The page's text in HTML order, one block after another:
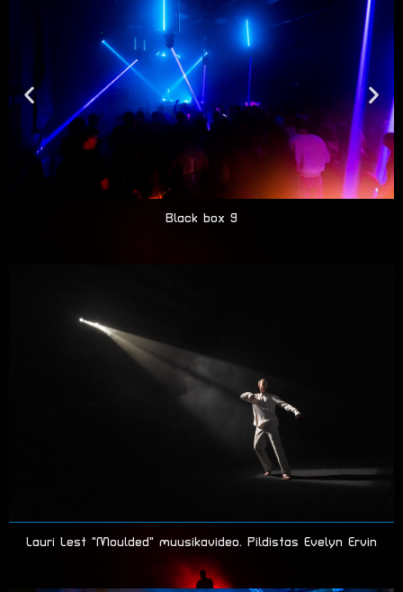
Black box 9
Lauri Lest "Moulded" muusikavideo. Pildistas Evelyn Ervin